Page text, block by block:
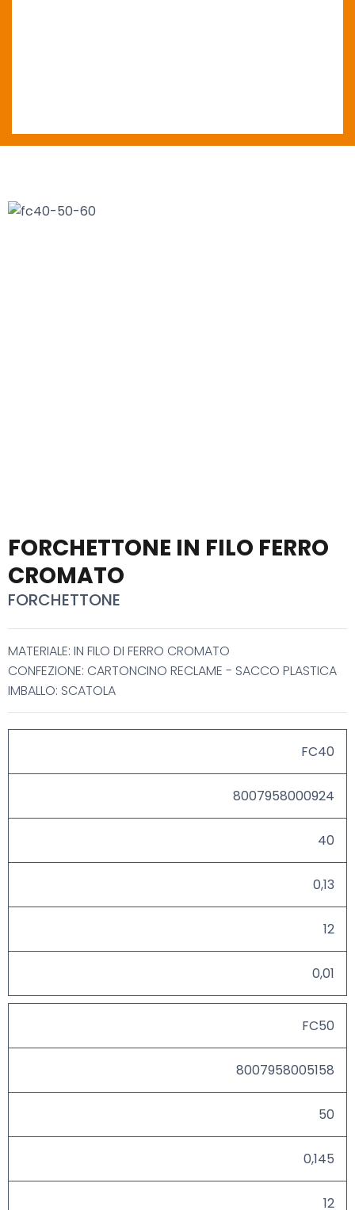
FORCHETTONE IN FILO FERRO
CROMATO
FORCHETTONE
MATERIALE: IN FILO DI FERRO CROMATO
CONFEZIONE: CARTONCINO RECLAME - SACCO PLASTICA
IMBALLO: SCATOLA
FC40
8007958000924
40
0,13
12
0,01
FC50
8007958005158
50
0,145
12